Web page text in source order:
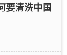
要清洗中国